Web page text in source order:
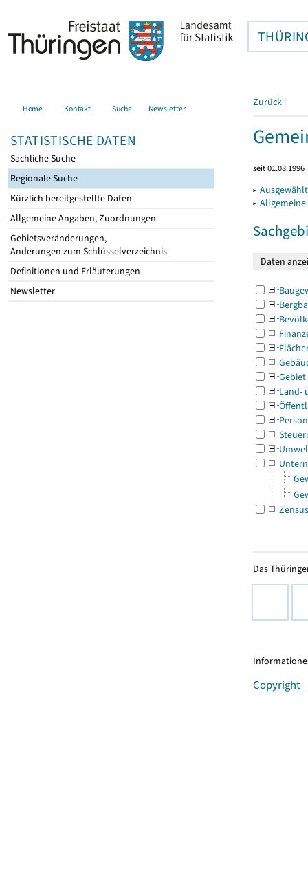
Home Kontakt Suche Newsletter
STATISTISCHE DATEN
Sachliche Suche
Regionale Suche
Kürzlich bereitgestellte Daten
Allgemeine Angaben, Zuordnungen
Gebietsveränderungen,
Änderungen zum Schlüsselverzeichnis
Definitionen und Erläuterungen
Newsletter
Zurück |
seit 01.08.1996
▸
▸
Gebiet
Land-
Zensus
Das
Copyright